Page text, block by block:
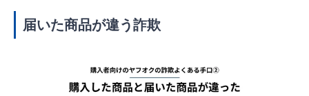
届いた商品が違う詐欺